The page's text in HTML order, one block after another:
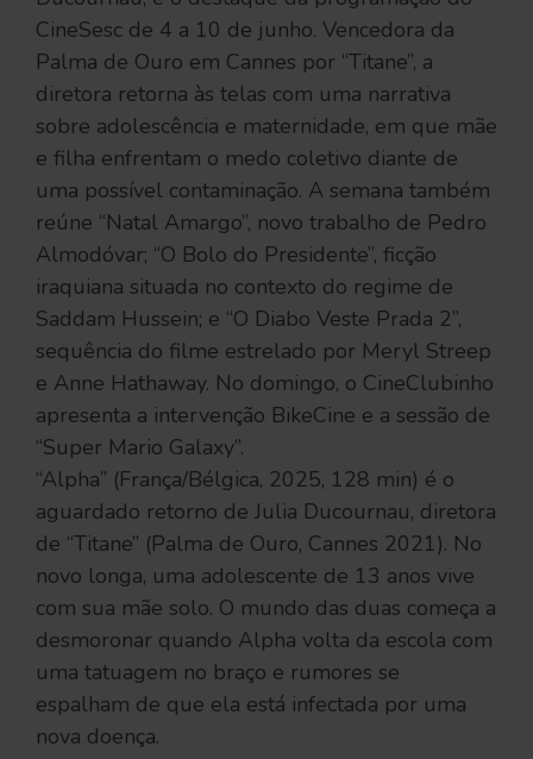
CineSesc de 4 a 10 de junho. Vencedora da
Palma de Ouro em Cannes por “Titane”, a
diretora retorna às telas com uma narrativa
sobre adolescência e maternidade, em que mãe
e filha enfrentam o medo coletivo diante de
uma possível contaminação. A semana também
reúne “Natal Amargo”, novo trabalho de Pedro
Almodóvar; “O Bolo do Presidente”, ficção
iraquiana situada no contexto do regime de
Saddam Hussein; e “O Diabo Veste Prada 2”,
sequência do filme estrelado por Meryl Streep
e Anne Hathaway. No domingo, o CineClubinho
apresenta a intervenção BikeCine e a sessão de
“Super Mario Galaxy”.
“Alpha” (França/Bélgica, 2025, 128 min) é o
aguardado retorno de Julia Ducournau, diretora
de “Titane” (Palma de Ouro, Cannes 2021). No
novo longa, uma adolescente de 13 anos vive
com sua mãe solo. O mundo das duas começa a
desmoronar quando Alpha volta da escola com
uma tatuagem no braço e rumores se
espalham de que ela está infectada por uma
nova doença.